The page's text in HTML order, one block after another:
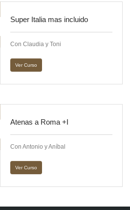
Super Italia mas incluido
Con Claudia y Toni
Ver Curso
Atenas a Roma +I
Con Antonio y Aníbal
Ver Curso